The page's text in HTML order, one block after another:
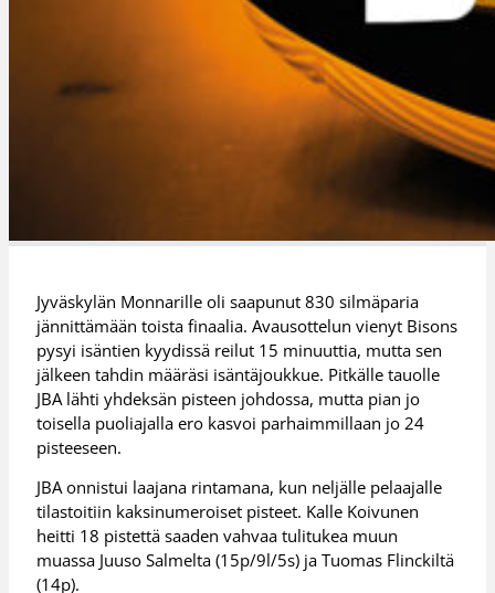
Jyväskylän Monnarille oli saapunut 830 silmäparia
jännittämään toista finaalia. Avausottelun vienyt Bisons
pysyi isäntien kyydissä reilut 15 minuuttia, mutta sen
jälkeen tahdin määräsi isäntäjoukkue. Pitkälle tauolle
JBA lähti yhdeksän pisteen johdossa, mutta pian jo
toisella puoliajalla ero kasvoi parhaimmillaan jo 24
pisteeseen.
JBA onnistui laajana rintamana, kun neljälle pelaajalle
tilastoitiin kaksinumeroiset pisteet. Kalle Koivunen
heitti 18 pistettä saaden vahvaa tulitukea muun
muassa Juuso Salmelta (15p/9l/5s) ja Tuomas Flinckiltä
(14p).